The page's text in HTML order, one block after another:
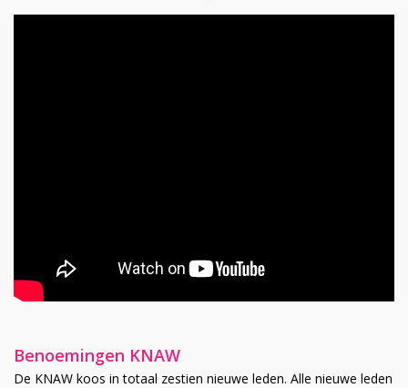
Benoemingen KNAW
De KNAW koos in totaal zestien nieuwe leden. Alle nieuwe leden